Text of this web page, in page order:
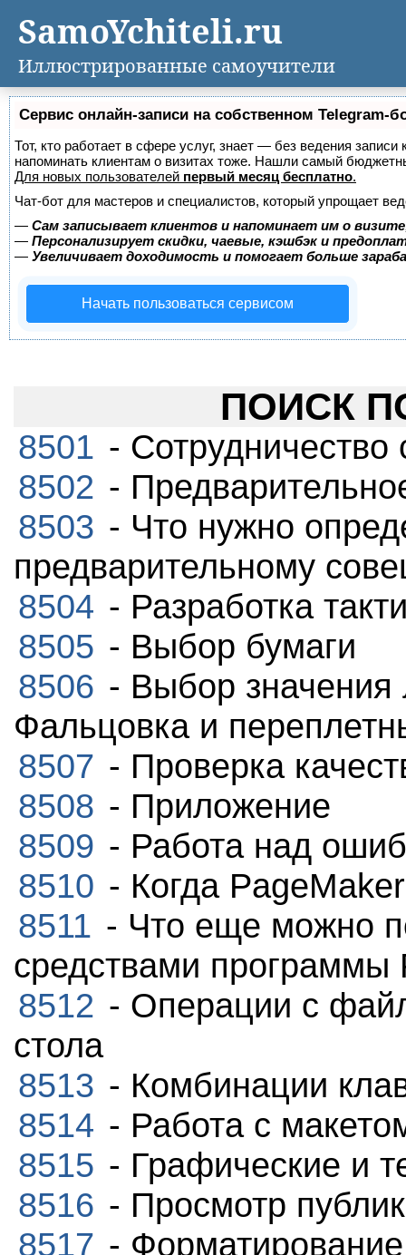
Сервис онлайн-записи на собственном Telegram-
Тот, кто работает в сфере услуг, знает — без ведения
напоминать клиентам о визитах тоже. Нашли самый
Для новых пользователей первый месяц бесплатно.
Чат-бот для мастеров и специалистов, который упрощает
— Сам записывает клиентов и напоминает им о
— Персонализирует скидки, чаевые, кэшбэк и
— Увеличивает доходимость и помогает больше
Начать пользоваться сервисом
ПОИСК
8501 - Сотрудничество
8502 -
8503 - Что нужно
предварительному
8504 - Разработка
8505 - Выбор бумаги
8506 - Выбор значения
Фальцовка и
8507 - Проверка
8508 - Приложение
8509 - Работа над
8510 - Когда
8511 - Что еще можно
средствами программы
8512 - Операции с
стола
8513 - Комбинации
8514 - Работа с
8515 - Графические и
8516 - Просмотр
8517 - Форматирование
SamoYchiteli.ru
Иллюстрированные самоучители